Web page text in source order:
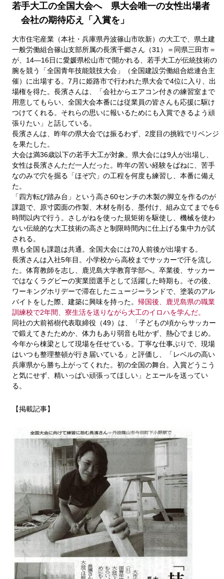
若手大工の全国大会へ 県大会唯一の女性出場者
会社の期待応え「入賞を」
大市住宅産業（本社・兵庫県丹波篠山市吹新）の大工で、県土建
一般労働組合篠山支部所属の長濱千郷さん（31）＝同県三田市＝
が、14―16日に愛媛県松山市で開かれる、若手大工が伝統技術の
腕を競う「全国青年技能競技大会」（全国建設労働組合総連合主
催）に出場する。7月に姫路市で行われた県大会で4位に入り、出
場権を得た。長濱さんは、「会社からエアコン付きの練習室まで
用意してもらい、全国大会本番には従業員の皆さんも応援に駆け
つけてくれる。それらの思いに報いるためにも入賞できるよう頑
張りたい」と話している。
長濱さんは、昨年の県大会では振るわず、2度目の挑戦でリベンジ
を果たした。
大会は満36歳以下の若手大工が対象。県大会には9人が出場し、
女性は長濱さんただ一人だった。昨年の苦い経験をばねに、苦手
なのみで穴を掘る「ほぞ穴」の工程を何度も練習し、本番に備え
た。
「四方転び踏み台」という高さ60センチの木製の脚立を作るのが
課題で、原寸図面の作製、木材を削る、墨付け、組み立てまでを6
時間以内で行う。さしがねを使った規矩術を駆使し、機械を使わ
ない伝統的な大工技術の高さと制限時間内に仕上げる集中力が試
される。
県も全国も課題は共通。全国大会には70人前後が出場する。
長濱さんは入社5年目。小学校から高校までサッカーで汗を流し
た。体育教師を志し、鹿児島大学教育学部へ。卒業後、サッカー
ではなくラグビーの実業団選手として活躍した時期も。その後、
ワーキングホリデーで滞在したニュージーランドで、塗装のアル
バイトをした際、建築に興味を持った。 帰国後、鹿児島県の職業
訓練校で2年間、寮生活を送りながら大工のイロハを学んだ。
同社の大前裕樹代表取締役（49）は、「子どもの頃からサッカー
で鍛えてきたためか、体力もあり弱音も吐かず、熱心でまじめ。
今年から棟梁として現場を任せている。丁寧な仕事ぶりで、現場
はいつも整理整頓が行き届いている」と評価し、「レベルの高い
兵庫県から勝ち上がってくれた。初の全国の舞台。入賞どうこう
と気にせず、精いっぱい頑張ってほしい」とエールを送ってい
る。
【掲載記事】